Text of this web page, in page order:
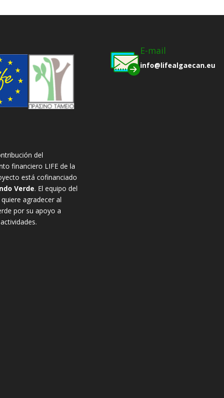
del
financiero LIFE de la
está cofinanciado
Verde. El equipo del
agradecer al
por su apoyo a
E-mail
info@lifealgaecan.eu